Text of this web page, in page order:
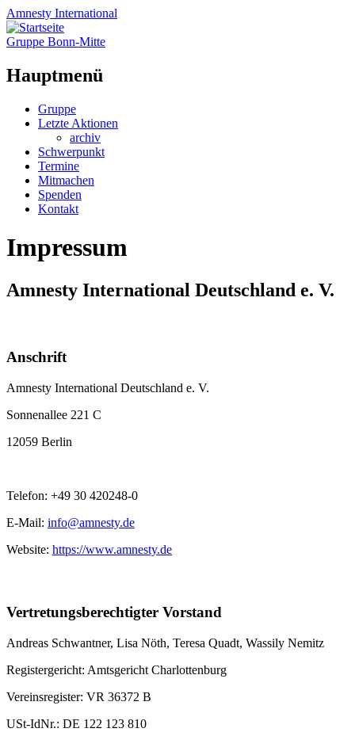
Amnesty International
Gruppe Bonn-Mitte
Hauptmenü
Zum
Inhalt
Gruppe
Letzte Aktionen
archiv
Schwerpunkt
Termine
Mitmachen
Spenden
Kontakt
Impressum
Amnesty International Deutschland e. V.
Anschrift
Amnesty International Deutschland e. V.
Sonnenallee 221 C
12059 Berlin
Telefon: +49 30 420248-0
E-Mail: info@amnesty.de
Website: https://www.amnesty.de
Vertretungsberechtigter Vorstand
Andreas Schwantner, Lisa Nöth, Teresa Quadt, Wassily Nemitz
Registergericht: Amtsgericht Charlottenburg
Vereinsregister: VR 36372 B
USt-IdNr.: DE 122 123 810